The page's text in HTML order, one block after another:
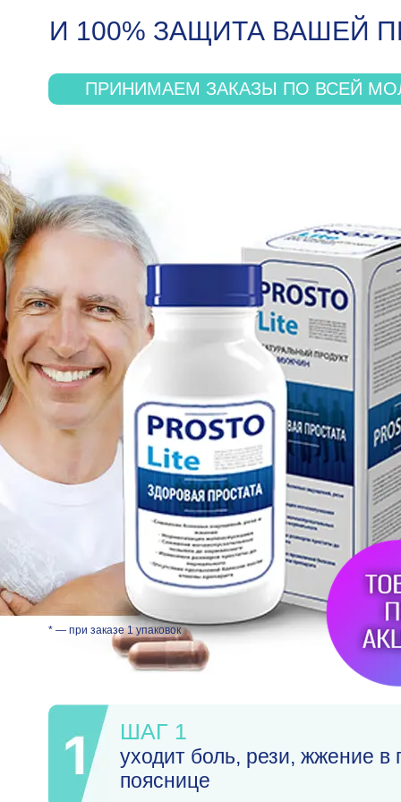
И 100% ЗАЩИТА ВАШЕЙ
ПРИНИМАЕМ ЗАКАЗЫ ПО ВСЕЙ
* — при заказе 1 упаковок
ШАГ 1
уходит боль, рези, жжение в
пояснице